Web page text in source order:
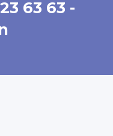
63 63 -